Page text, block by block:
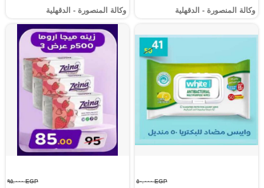
وكالة المنصورة - الدقهلية‎ وكالة المنصورة - الدقهلية‎
EGP ٥٠.٠٠٠ EGP ٩٥.٠٠٠